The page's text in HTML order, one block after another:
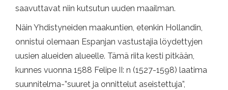
saavuttavat niin kutsutun uuden maailman.
Näin Yhdistyneiden maakuntien, etenkin Hollandin,
onnistui olemaan Espanjan vastustajia löydettyjen
uusien alueiden alueelle. Tämä riita kesti pitkään,
kunnes vuonna 1588 Felipe II: n (1527-1598) laatima
suunnitelma-”suuret ja onnittelut aseistettuja”,